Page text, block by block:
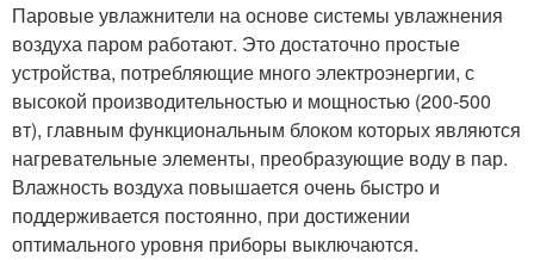
Паровые увлажнители на основе системы увлажнения
воздуха паром работают. Это достаточно простые
устройства, потребляющие много электроэнергии, с
высокой производительностью и мощностью (200-500
вт), главным функциональным блоком которых являются
нагревательные элементы, преобразующие воду в пар.
Влажность воздуха повышается очень быстро и
поддерживается постоянно, при достижении
оптимального уровня приборы выключаются.